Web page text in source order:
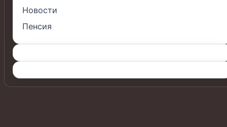
Новости
Пенсия